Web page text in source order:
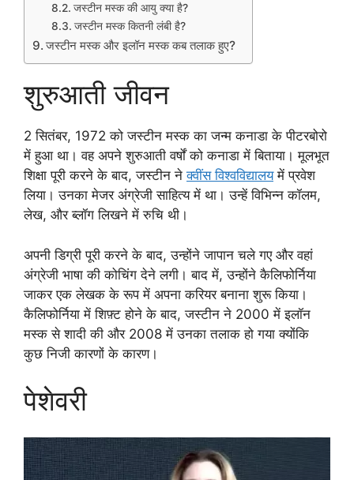
जस्टीन मस्क की आयु क्या है?
जस्टीन मस्क कितनी लंबी है?
जस्टीन मस्क और इलॉन मस्क कब तलाक हुए?
शुरुआती जीवन
2 सितंबर, 1972 को जस्टीन मस्क का जन्म कनाडा के पीटरबोरो
में हुआ था। वह अपने शुरुआती वर्षों को कनाडा में बिताया। मूलभूत
शिक्षा पूरी करने के बाद, जस्टीन नेक्वींस विश्वविद्यालयमें प्रवेश
लिया। उनका मेजर अंग्रेजी साहित्य में था। उन्हें विभिन्न कॉलम,
लेख, और ब्लॉग लिखने में रुचि थी।
अपनी डिग्री पूरी करने के बाद, उन्होंने जापान चले गए और वहां
अंग्रेजी भाषा की कोचिंग देने लगी। बाद में, उन्होंने कैलिफोर्निया
जाकर एक लेखक के रूप में अपना करियर बनाना शुरू किया।
कैलिफोर्निया में शिफ़्ट होने के बाद, जस्टीन ने 2000 में इलॉन
मस्क से शादी की और 2008 में उनका तलाक हो गया क्योंकि
कुछ निजी कारणों के कारण।
पेशेवरी